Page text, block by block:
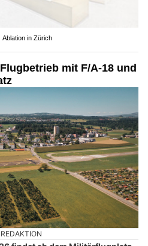
in Zürich
mit F/A-18 und